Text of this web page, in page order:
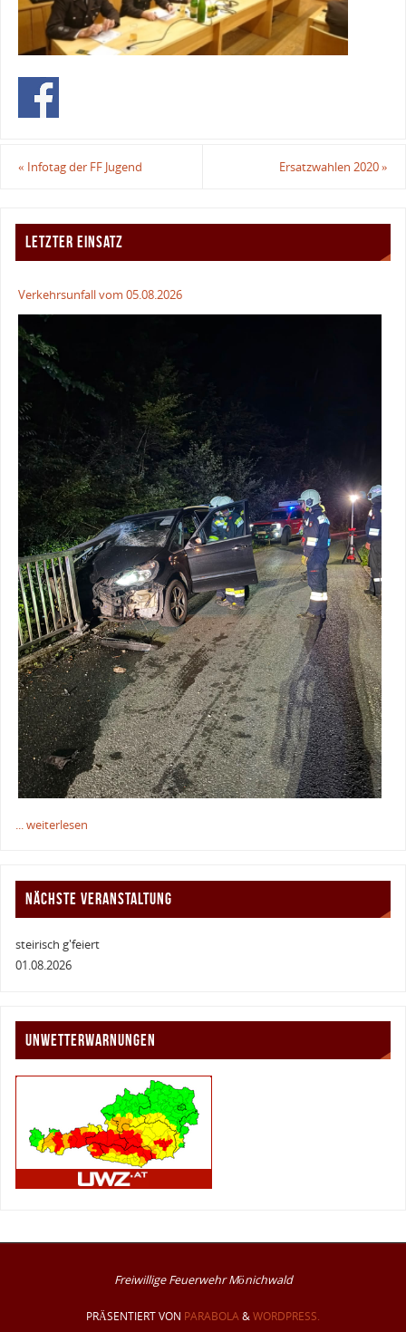
« Infotag der FF Jugend Ersatzwahlen 2020»
LETZTER EINSATZ
Verkehrsunfall vom 05.08.2026
... weiterlesen
NÄCHSTE VERANSTALTUNG
steirisch g'feiert
01.08.2026
UNWETTERWARNUNGEN
Freiwillige Feuerwehr Mönichwald
PRÄSENTIERT VON PARABOLA&WORDPRESS.